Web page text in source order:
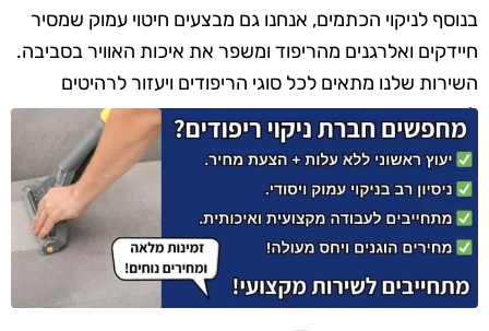
בנוסף לניקוי הכתמים, אנחנו גם מבצעים חיטוי עמוק שמסיר
חיידקים ואלרגנים מהריפוד ומשפר את איכות האוויר בסביבה.
השירות שלנו מתאים לכל סוגי הריפודים ויעזור לרהיטים
להיראות שוב כמו חדשים, רעננים ונעימים.